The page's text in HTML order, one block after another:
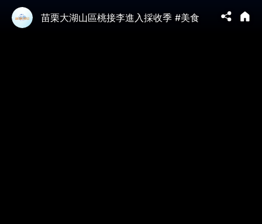
苗栗大湖山區桃接李進入採收季 #美食